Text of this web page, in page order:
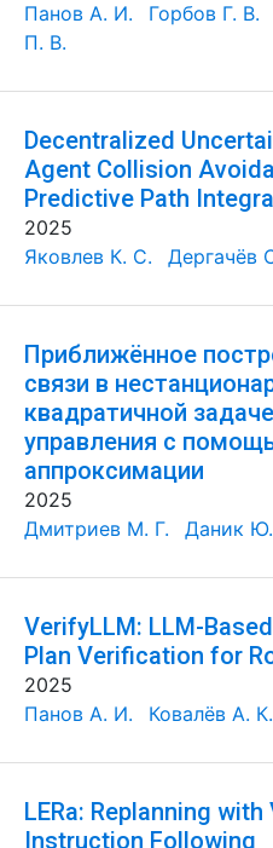
Панов А. И.
Горбов Г. В.
П. В.
Decentralized
Agent Collision
Predictive Path
2025
Яковлев К. С.
Дергачёв
Приближённое
связи в
квадратичной
управления с
аппроксимации
2025
Дмитриев М. Г.
Даник
VerifyLLM: LLM-
Plan Verification for
2025
Панов А. И.
Ковалёв А. К.
LERa: Replanning
Instruction Following